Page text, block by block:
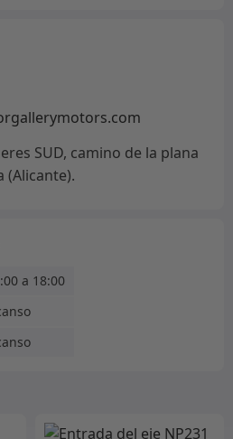
SUD, camino de la plana
(Alicante).
a 18:00